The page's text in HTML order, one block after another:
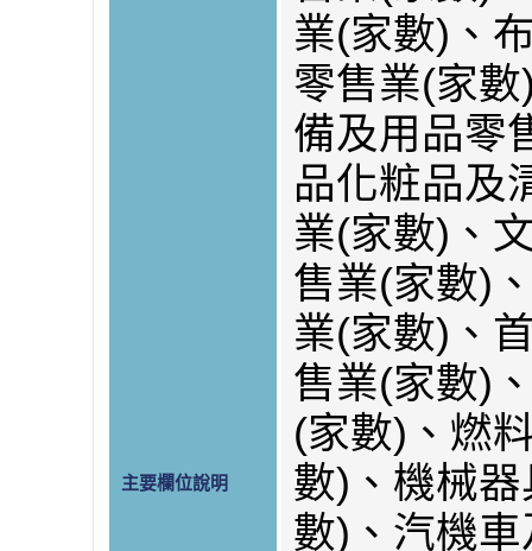
主要欄位說明
業(家數)、
零售業(家
備及用品零
品化粧品及
業(家數)、
售業(家數)
業(家數)、
售業(家數)
(家數)、燃
數)、機械
數)、汽機